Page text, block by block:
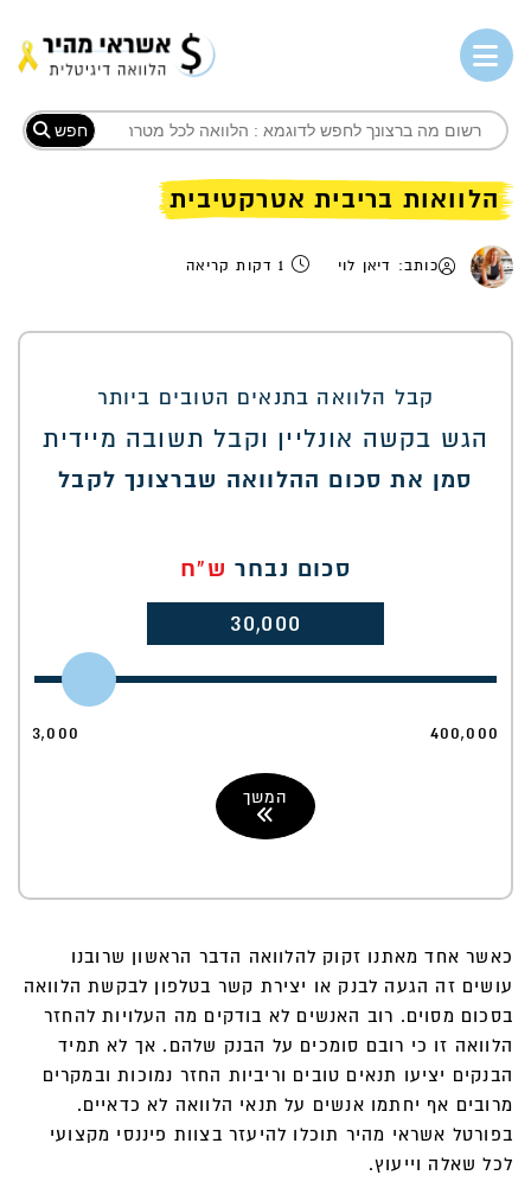
חפש
הלוואות בריבית אטרקטיבית
כותב: דיאן לוי
קבל הלוואה בתנאים הטובים ביותר
הגש בקשה אונליין וקבל תשובה מיידית
סמן את סכום ההלוואה שברצונך לקבל
סכום נבחר ש"ח
30,000
3,000 400,000
המשך
כאשר אחד מאתנו זקוק להלוואה הדבר הראשון שרובנו
עושים זה הגעה לבנק או יצירת קשר בטלפון לבקשת הלוואה
בסכום מסוים. רוב האנשים לא בודקים מה העלויות להחזר
הלוואה זו כי רובם סומכים על הבנק שלהם. אך לא תמיד
הבנקים יציעו תנאים טובים וריביות החזר נמוכות ובמקרים
מרובים אף יחתמו אנשים על תנאי הלוואה לא כדאיים.
בפורטל אשראי מהיר תוכלו להיעזר בצוות פיננסי מקצועי
לכל שאלה וייעוץ.